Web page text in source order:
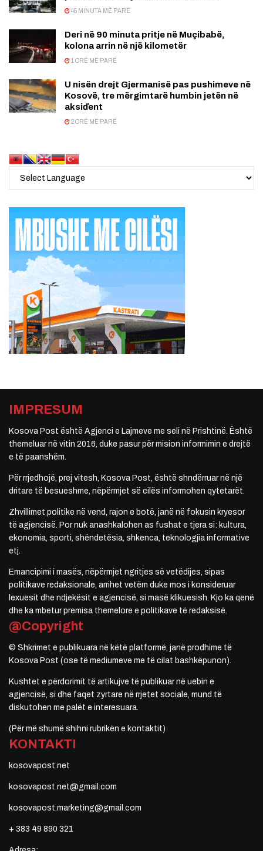
45 MINUTA MË PARË
Deri në 90 minuta pritje në Muçibabë,
kolona arrin në një kilometër
1 ORË MË PARË
U nisën drejt Gjermanisë pas pushimeve në
Kosovë, tre mërgimtarë humbin jetën në
aksiďent
2 ORË MË PARË
IMPRESUM
Kosova Post është Agjenci e Lajmeve me seli në Prishtinë. Është
themeluar në vitin 2016, duke pasur për mision informimin e drejtë
e të paanshëm.
Për rrjedhojë, prej vitesh, Kosova Post, është shndërruar në një
dritare të besueshme, nëpërmjet së cilës informohen qytetarët.
Zhvillimet politike në vend, rajon e botë, janë në fokusin kryesor
të agjencisë. Por nuk anashkalohen as fushat e tjera si: kultura,
ekonomia, sporti, shëndetësia, shkenca, teknologjia informative
etj.
Emancipimi i masës, nëpërmjet ngritjes së vetëdijes, sipas
politikave redaksionale, arrihet vetëm duke mos i konsideruar
lexuesit dhe ndjekësit e agjencisë, si masë klikuesish. Kjo ka qenë
dhe ka mbetur premisa themelore e politikave të redaksisë.
@Copyright
© Shkrimet e publikuara në këtë platformë, janë prodhime të
Kosova Post (ose të mediumeve me të cilat bashkëpunon).
Kushtet e përdorimit të artikujve të publikuar në uebin e
agjencisë, si dhe faqet zyrtare në rrjetet sociale, mund të
diskutohen me palët e interesuara.
(Për më shumë shihni rubrikën e kontaktit)
KONTAKTI
kosovapost.net
kosovapost.net@gmail.com
kosovapost.marketing@gmail.com
+ 383 49 890 321